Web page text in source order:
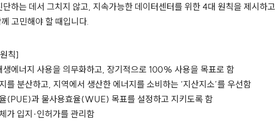
하는 데서 그치지 않고, 지속가능한 데이터센터를 위한 4대 원칙을 제시하
고민해야 할 때입니다.
칙]
에너지 사용을 의무화하고, 장기적으로 100% 사용을 목표로 함
를 분산하고, 지역에서 생산한 에너지를 소비하는 ‘지산지소’를 우선함
(PUE)과 물사용효율(WUE) 목표를 설정하고 지키도록 함
가 입지·인허가를 관리함